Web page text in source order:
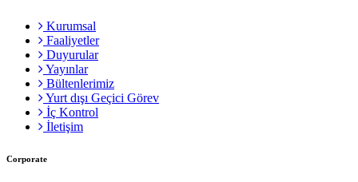
Kurumsal
Faaliyetler
Duyurular
Yayınlar
Bültenlerimiz
Yurt dışı Geçici Görev
İç Kontrol
İletişim
Corporate